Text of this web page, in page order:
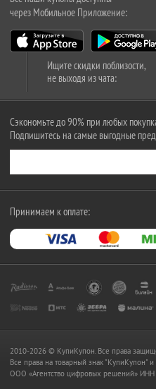
через Мобильное Приложение:
Ищите скидки поблизости,
не выходя из чата:
Сэкономьте до 90% при любых
Подпишитесь на самые выгодные
Принимаем к оплате:
2010-2026 © КупиКупон. Все права
Все права на товарный знак "КупиКупон"
OOO «Агентство цифровых решений»